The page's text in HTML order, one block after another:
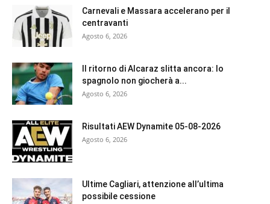
Carnevali e Massara accelerano per il
centravanti
Agosto 6, 2026
Il ritorno di Alcaraz slitta ancora: lo
spagnolo non giocherà a...
Agosto 6, 2026
Risultati AEW Dynamite 05-08-2026
Agosto 6, 2026
Ultime Cagliari, attenzione all’ultima
possibile cessione